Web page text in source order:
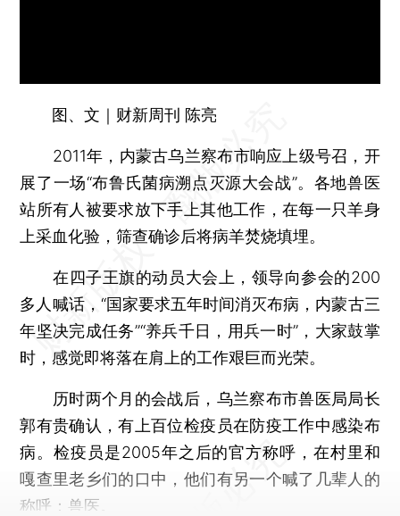
图、文｜财新周刊 陈亮
2011年，内蒙古乌兰察布市响应上级号召，开
展了一场“布鲁氏菌病溯点灭源大会战”。各地兽医
站所有人被要求放下手上其他工作，在每一只羊身
上采血化验，筛查确诊后将病羊焚烧填埋。
在四子王旗的动员大会上，领导向参会的200
多人喊话，“国家要求五年时间消灭布病，内蒙古三
年坚决完成任务”“养兵千日，用兵一时”，大家鼓掌
时，感觉即将落在肩上的工作艰巨而光荣。
历时两个月的会战后，乌兰察布市兽医局局长
郭有贵确认，有上百位检疫员在防疫工作中感染布
病。检疫员是2005年之后的官方称呼，在村里和
嘎查里老乡们的口中，他们有另一个喊了几辈人的
称呼：兽医。